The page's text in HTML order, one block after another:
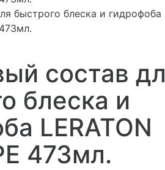
быстрого блеска и гидрофоба
состав
блеска и
LERATON
473мл.